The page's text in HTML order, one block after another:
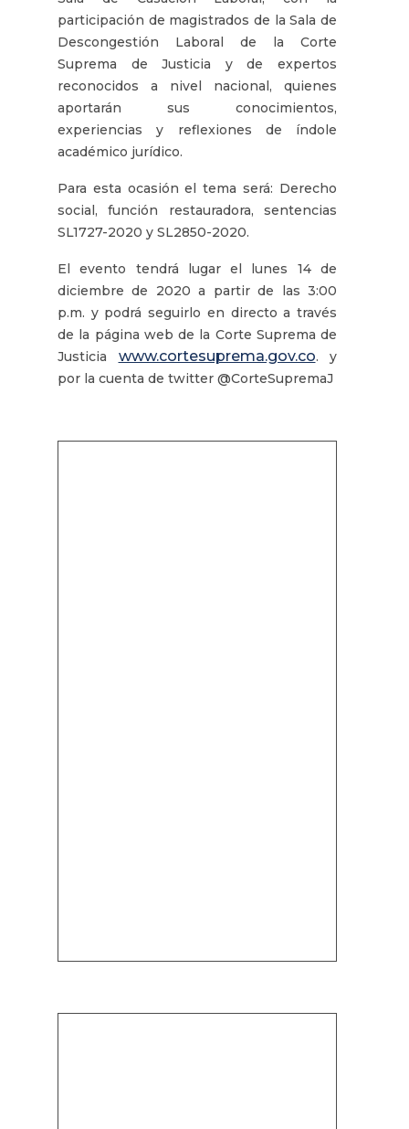
participación de magistrados de la Sala de
Descongestión Laboral de la Corte
Suprema de Justicia y de expertos
reconocidos a nivel nacional, quienes
aportarán sus conocimientos,
experiencias y reflexiones de índole
académico jurídico.
Para esta ocasión el tema será: Derecho
social, función restauradora, sentencias
SL1727-2020 y SL2850-2020.
El evento tendrá lugar el lunes 14 de
diciembre de 2020 a partir de las 3:00
p.m. y podrá seguirlo en directo a través
de la página web de la Corte Suprema de
Justicia www.cortesuprema.gov.co. y
por la cuenta de twitter @CorteSupremaJ